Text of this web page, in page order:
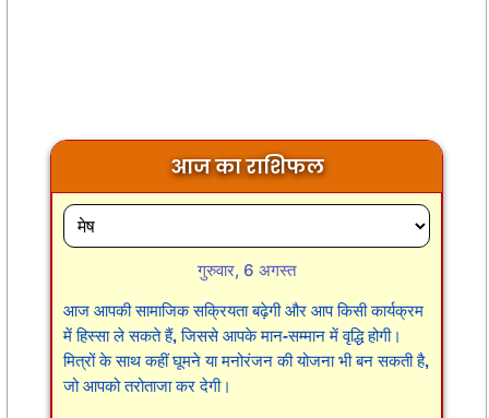
आज का राशिफल
गुरुवार, 6 अगस्त
आज आपकी सामाजिक सक्रियता बढ़ेगी और आप किसी कार्यक्रम
में हिस्सा ले सकते हैं, जिससे आपके मान-सम्मान में वृद्धि होगी।
मित्रों के साथ कहीं घूमने या मनोरंजन की योजना भी बन सकती है,
जो आपको तरोताजा कर देगी।